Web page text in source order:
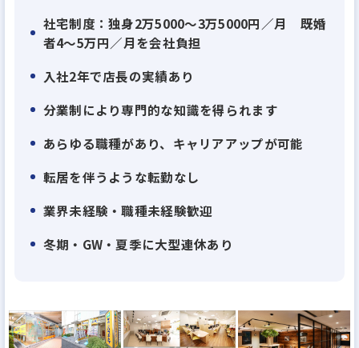
社宅制度：独身2万5000～3万5000円／月 既婚
者4～5万円／月を会社負担
入社2年で店長の実績あり
分業制により専門的な知識を得られます
あらゆる職種があり、キャリアアップが可能
転居を伴うような転勤なし
業界未経験・職種未経験歓迎
冬期・GW・夏季に大型連休あり